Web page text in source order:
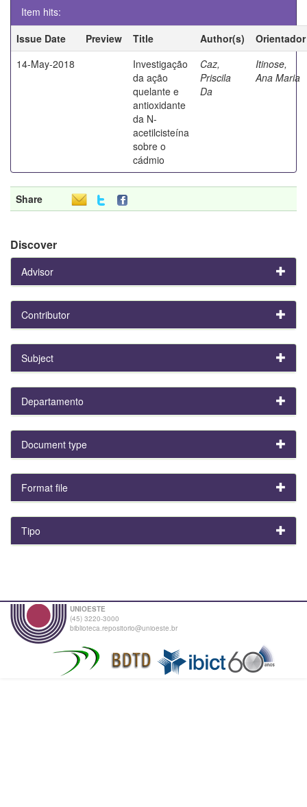
Item hits:
Issue Date
Preview Title Author(s)
Orientador
14-May-2018
Investigação
da ação
quelante e
antioxidante
da N-
acetilcisteína
sobre o
cádmio
Caz,
Priscila
Da
Itinose,
Ana Maria
Share
Discover
Advisor
Contributor
Subject
Departamento
Document type
Format file
Tipo
UNIOESTE
(45) 3220-3000
biblioteca.repositorio@unioeste.br